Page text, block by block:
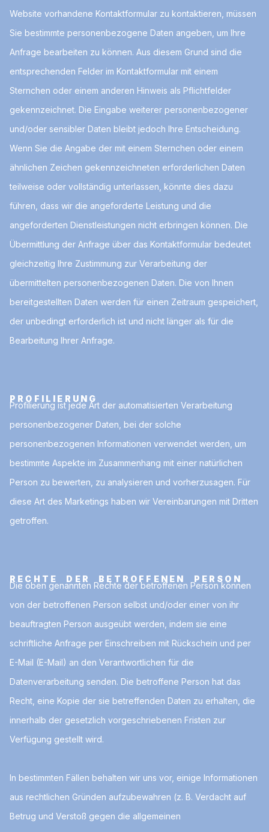
Website vorhandene Kontaktformular zu kontaktieren, müssen
Sie bestimmte personenbezogene Daten angeben, um Ihre
Anfrage bearbeiten zu können. Aus diesem Grund sind die
entsprechenden Felder im Kontaktformular mit einem
Sternchen oder einem anderen Hinweis als Pflichtfelder
gekennzeichnet. Die Eingabe weiterer personenbezogener
und/oder sensibler Daten bleibt jedoch Ihre Entscheidung.
Wenn Sie die Angabe der mit einem Sternchen oder einem
ähnlichen Zeichen gekennzeichneten erforderlichen Daten
teilweise oder vollständig unterlassen, könnte dies dazu
führen, dass wir die angeforderte Leistung und die
angeforderten Dienstleistungen nicht erbringen können. Die
Übermittlung der Anfrage über das Kontaktformular bedeutet
gleichzeitig Ihre Zustimmung zur Verarbeitung der
übermittelten personenbezogenen Daten. Die von Ihnen
bereitgestellten Daten werden für einen Zeitraum gespeichert,
der unbedingt erforderlich ist und nicht länger als für die
Bearbeitung Ihrer Anfrage.
PROFILIERUNG
Profilierung ist jede Art der automatisierten Verarbeitung
personenbezogener Daten, bei der solche
personenbezogenen Informationen verwendet werden, um
bestimmte Aspekte im Zusammenhang mit einer natürlichen
Person zu bewerten, zu analysieren und vorherzusagen. Für
diese Art des Marketings haben wir Vereinbarungen mit Dritten
getroffen.
RECHTE DER BETROFFENEN PERSON
Die oben genannten Rechte der betroffenen Person können
von der betroffenen Person selbst und/oder einer von ihr
beauftragten Person ausgeübt werden, indem sie eine
schriftliche Anfrage per Einschreiben mit Rückschein und per
E-Mail (E-Mail) an den Verantwortlichen für die
Datenverarbeitung senden. Die betroffene Person hat das
Recht, eine Kopie der sie betreffenden Daten zu erhalten, die
innerhalb der gesetzlich vorgeschriebenen Fristen zur
Verfügung gestellt wird.
In bestimmten Fällen behalten wir uns vor, einige Informationen
aus rechtlichen Gründen aufzubewahren (z. B. Verdacht auf
Betrug und Verstoß gegen die allgemeinen